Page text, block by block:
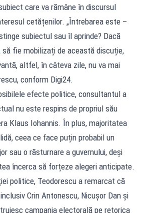
care va rămâne în discursul
cetățenilor. „Întrebarea este –
subiectul sau îl aprinde? Dacă
fie mobilizați de această discuție,
altfel, în câteva zile, nu va mai
conform Digi24.
efecte politice, consultantul a
nu este respins de propriul său
Klaus Iohannis. În plus, majoritatea
ceea ce face puțin probabil un
sau o răsturnare a guvernului, deși
încerca să forțeze alegeri anticipate.
politice, Teodorescu a remarcat că
Crin Antonescu, Nicușor Dan și
campania electorală pe retorica